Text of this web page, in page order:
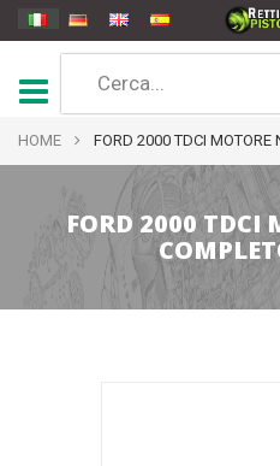
HOME FORD 2000 TDCI MOTORE
FORD 2000 TDCI